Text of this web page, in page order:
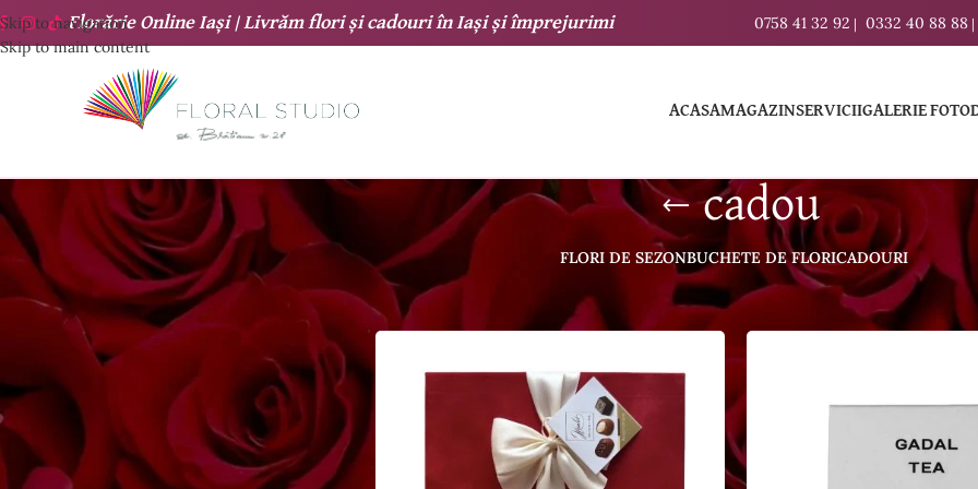
Skip to navigation
Skip to main content
Florărie Online Iași | Livrăm flori și cadouri în Iași și împrejurimi 0758 41 32 92 | 0332 40 88 88 |
ACASAMAGAZINSERVICIIGALERIE FOTO
cadou
FLORI DE SEZONBUCHETE DE FLORICADOURI
COȘ CUMPARATURI
Nu ai niciun produs în coș.